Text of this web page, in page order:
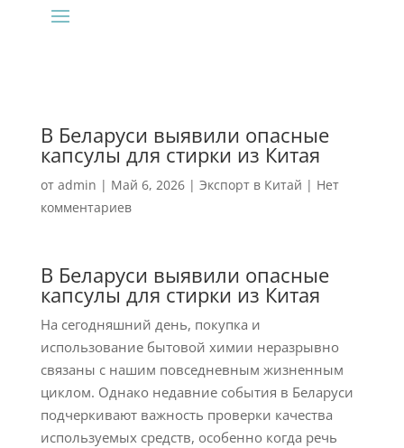
В Беларуси выявили опасные
капсулы для стирки из Китая
от admin | Май 6, 2026| Экспорт в Китай | Нет
комментариев
В Беларуси выявили опасные
капсулы для стирки из Китая
На сегодняшний день, покупка и
использование бытовой химии неразрывно
связаны с нашим повседневным жизненным
циклом. Однако недавние события в Беларуси
подчеркивают важность проверки качества
используемых средств, особенно когда речь